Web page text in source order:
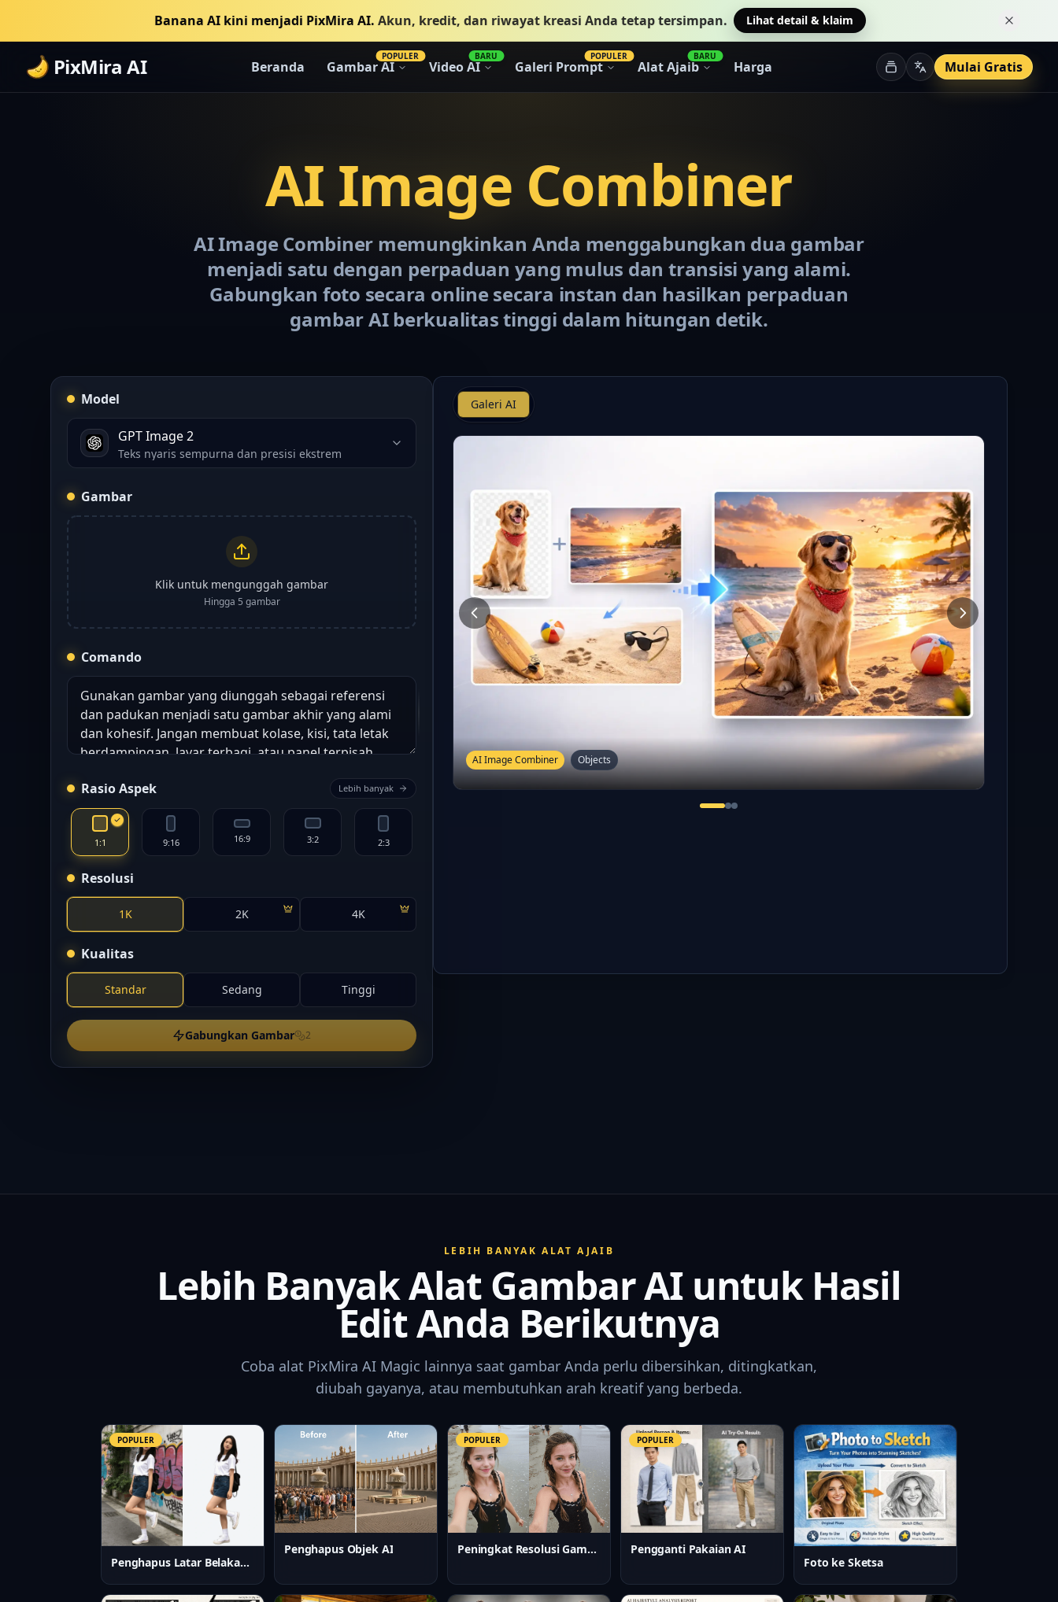
Banana AI kini menjadi PixMira AI. Akun, kredit, dan riwayat kreasi Anda tetap tersimpan. Lihat detail & klaim Tutup
PixMira AI Beranda Gambar AI
POPULER
Video AI
BARU
Galeri Prompt
POPULER
Alat Ajaib
BARU
Harga Mulai Gratis
AI Image Combiner
AI Image Combiner memungkinkan Anda menggabungkan dua gambar
menjadi satu dengan perpaduan yang mulus dan transisi yang alami.
Gabungkan foto secara online secara instan dan hasilkan perpaduan
gambar AI berkualitas tinggi dalam hitungan detik.
Model
GPT Image 2
Teks nyaris sempurna dan presisi ekstrem
Gambar
Klik untuk mengunggah gambar
Hingga 5 gambar
Comando
Rasio Aspek Lebih banyak
1:1 9:16 16:9 3:2 2:3
Resolusi
1K 2K 4K
Kualitas
Standar Sedang Tinggi
Gabungkan Gambar 2
Galeri AI
AI Image Combiner Objects
LEBIH BANYAK ALAT AJAIB
Lebih Banyak Alat Gambar AI untuk Hasil
Edit Anda Berikutnya
Coba alat PixMira AI Magic lainnya saat gambar Anda perlu dibersihkan, ditingkatkan,
diubah gayanya, atau membutuhkan arah kreatif yang berbeda.
POPULER
Penghapus Latar Belakang AI
Penghapus Objek AI
POPULER
Peningkat Resolusi Gambar AI
POPULER
Pengganti Pakaian AI
Foto ke Sketsa